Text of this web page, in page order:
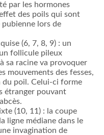
par les hormones
des poils qui sont
pubienne lors de
(6, 7, 8, 9) : un
follicule pileux
sa racine va provoquer
mouvements des fesses,
poil. Celui-ci forme
étranger pouvant
(10, 11) : la coupe
ligne médiane dans le
invagination de